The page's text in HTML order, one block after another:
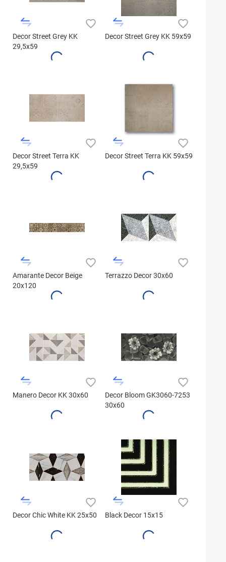
Decor Street Grey KK
29,5x59
Decor Street Grey KK 59x59
Decor Street Terra KK
29,5x59
Decor Street Terra KK 59x59
Amarante Decor Beige
20x120
Terrazzo Decor 30x60
Manero Decor KK 30x60
Decor Bloom GK3060-7253
30x60
Decor Chic White KK 25x50 Black Decor 15x15